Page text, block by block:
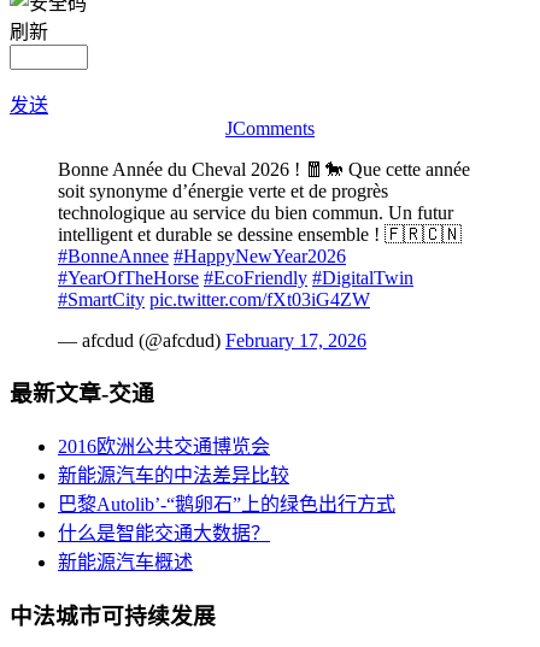
刷新
发送
JComments
Bonne Année du Cheval 2026 ! 🧧🐎 Que cette année
soit synonyme d’énergie verte et de progrès
technologique au service du bien commun. Un futur
intelligent et durable se dessine ensemble ! 🇫🇷🇨🇳
#BonneAnnee #HappyNewYear2026
#YearOfTheHorse #EcoFriendly #DigitalTwin
#SmartCity pic.twitter.com/fXt03iG4ZW
— afcdud (@afcdud) February 17, 2026
最新文章-交通
2016欧洲公共交通博览会
新能源汽车的中法差异比较
巴黎Autolib’-“鹅卵石”上的绿色出行方式
什么是智能交通大数据？
新能源汽车概述
中法城市可持续发展